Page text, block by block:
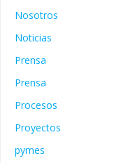
Nosotros
Noticias
Prensa
Prensa
Procesos
Proyectos
pymes